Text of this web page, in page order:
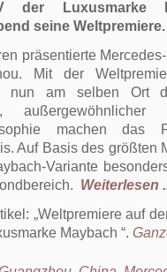
der Luxusmarke
seine Weltpremiere.
präsentierte
Mit der
nun am selben Ort
machen das
Auf Basis des größten
Variante
Weiterlesen
Weltpremiere auf
Maybach
.